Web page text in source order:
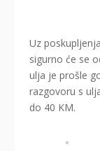
Uz
sigurno će se
ulja je prošle
razgovoru s
do 40 KM.